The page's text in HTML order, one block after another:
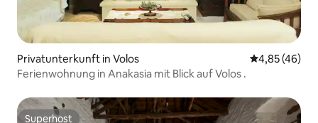
Privatunterkunft in Volos
4,85 (46)
Ferienwohnung in Anakasia mit Blick auf Volos .
Superhost